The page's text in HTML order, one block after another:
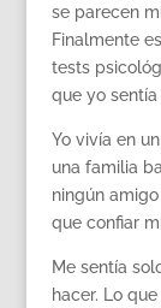
se parecen
Finalmente
tests
que yo
Yo vivía en
una familia
ningún
que confiar
Me sentía
hacer. Lo